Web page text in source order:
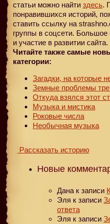
статьи можно найти здесь.
понравившихся историй,
ставить ссылку на
группы в соцсети.
и участие в развитии сайта.
Читайте также самые
категории:
Загадки, на которые
Земные проблемы
Откуда взялся этот
Музыка и мистика
Роковые числа
Необычная музыка
Рассказать историю
Новые
Дана к записи
Эля к записи
ответа
Эля к записи